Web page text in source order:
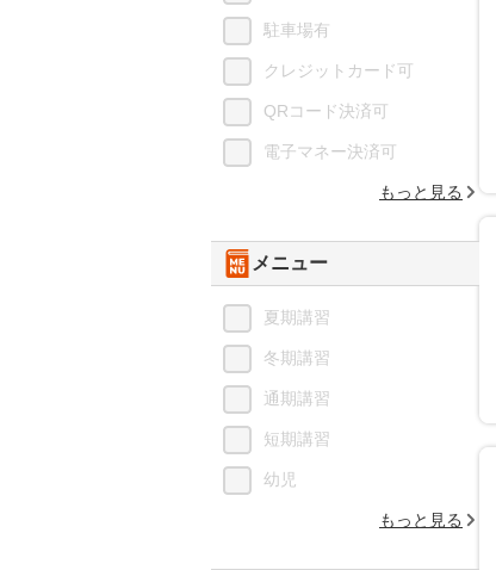
駐車場有
クレジットカード可
QRコード決済可
電子マネー決済可
もっと見る
メニュー
夏期講習
冬期講習
通期講習
短期講習
幼児
もっと見る